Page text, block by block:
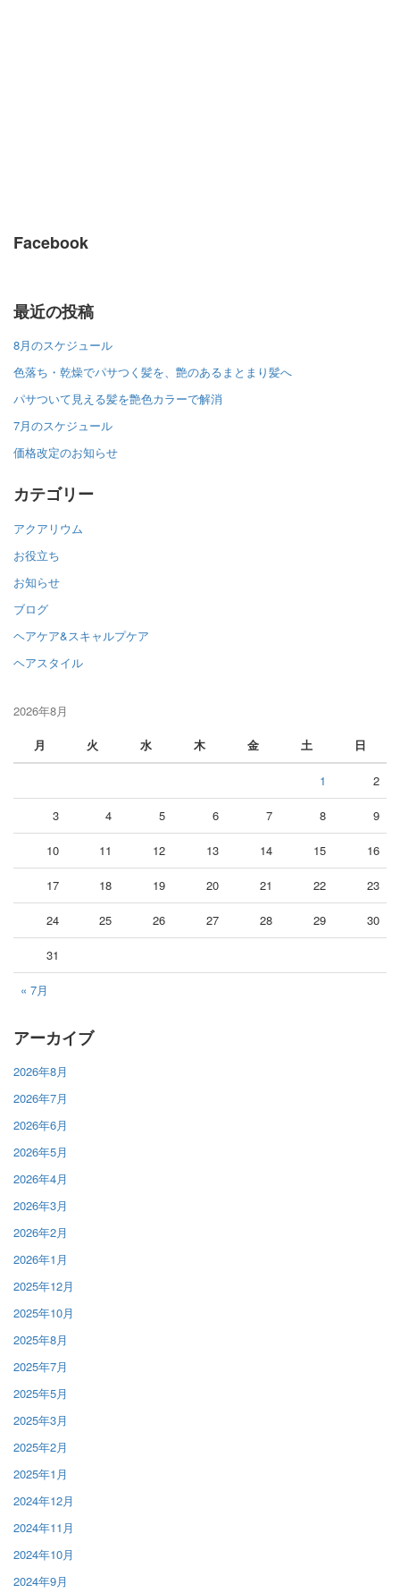
Facebook
最近の投稿
8月のスケジュール
色落ち・乾燥でパサつく髪を、艶のあるまとまり髪へ
パサついて見える髪を艶色カラーで解消
7月のスケジュール
価格改定のお知らせ
カテゴリー
アクアリウム
お役立ち
お知らせ
ブログ
ヘアケア&スキャルプケア
ヘアスタイル
2026年8月
月
火 水 木 金 土 日
« 7月
1 2
3 4 5 6 7 8 9
10 11 12 13 14 15 16
17 18 19 20 21 22 23
24 25 26 27 28 29 30
31
アーカイブ
2026年8月
2026年7月
2026年6月
2026年5月
2026年4月
2026年3月
2026年2月
2026年1月
2025年12月
2025年10月
2025年8月
2025年7月
2025年5月
2025年3月
2025年2月
2025年1月
2024年12月
2024年11月
2024年10月
2024年9月